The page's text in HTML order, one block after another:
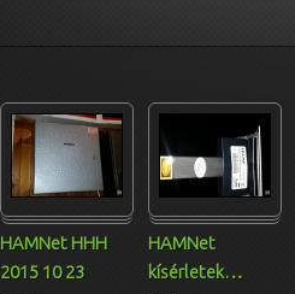
HAMNet HHH
2015 10 23
HAMNet
kísérletek…